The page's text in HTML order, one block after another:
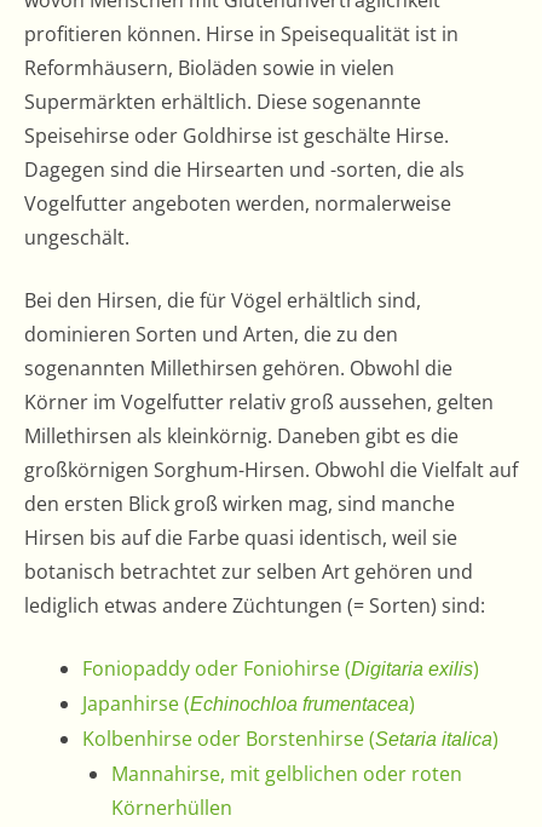
profitieren können. Hirse in Speisequalität ist in
Reformhäusern, Bioläden sowie in vielen
Supermärkten erhältlich. Diese sogenannte
Speisehirse oder Goldhirse ist geschälte Hirse.
Dagegen sind die Hirsearten und -sorten, die als
Vogelfutter angeboten werden, normalerweise
ungeschält.
Bei den Hirsen, die für Vögel erhältlich sind,
dominieren Sorten und Arten, die zu den
sogenannten Millethirsen gehören. Obwohl die
Körner im Vogelfutter relativ groß aussehen, gelten
Millethirsen als kleinkörnig. Daneben gibt es die
großkörnigen Sorghum-Hirsen. Obwohl die Vielfalt auf
den ersten Blick groß wirken mag, sind manche
Hirsen bis auf die Farbe quasi identisch, weil sie
botanisch betrachtet zur selben Art gehören und
lediglich etwas andere Züchtungen (= Sorten) sind:
Foniopaddy oder Foniohirse (Digitaria exilis)
Japanhirse (Echinochloa frumentacea)
Kolbenhirse oder Borstenhirse (Setaria italica)
Mannahirse, mit gelblichen oder roten
Körnerhüllen